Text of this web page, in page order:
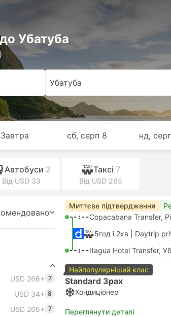
Убатуба
Убатуба
Завтра сб, серп 8 нд,
Автобуси 2
Від USD 33
Таксі 7
Від USD 265
USD 266+ 7
USD 34+ 8
USD 266+ 7
Миттєве підтвердження
--:--Copacabana Transfer,
5год і 2хв | Daytrip
--:--Itagua Hotel Transfer,
Найпопулярніший клас
Standard 3pax
Кондиціонер
Переглянути деталі